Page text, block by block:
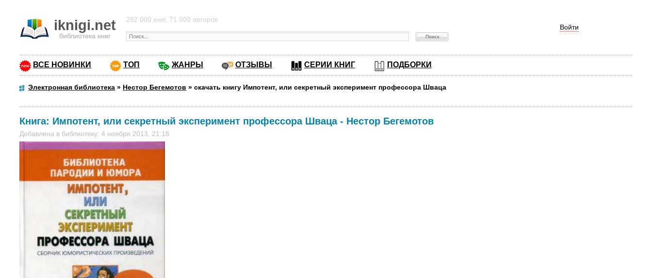
iknigi.net
библиотека книг
Войти
282 000 книг, 71 000 авторов
ВСЕ НОВИНКИ ТОП ЖАНРЫ ОТЗЫВЫ СЕРИИ КНИГ ПОДБОРКИ
Электронная библиотека » Нестор Бегемотов »скачать книгу Импотент, или секретный эксперимент профессора Шваца
Книга: Импотент, или секретный эксперимент профессора Шваца- Нестор Бегемотов
Добавлена в библиотеку: 4 ноября 2013, 21:18